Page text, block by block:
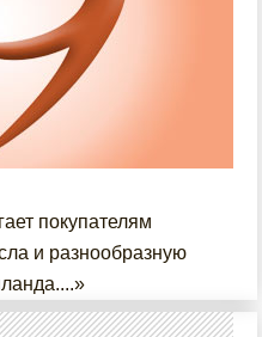
покупателям
и разнообразную